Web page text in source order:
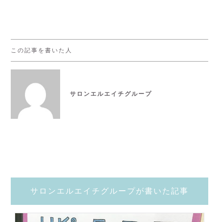
この記事を書いた人
サロンエルエイチグループ
サロンエルエイチグループが書いた記事